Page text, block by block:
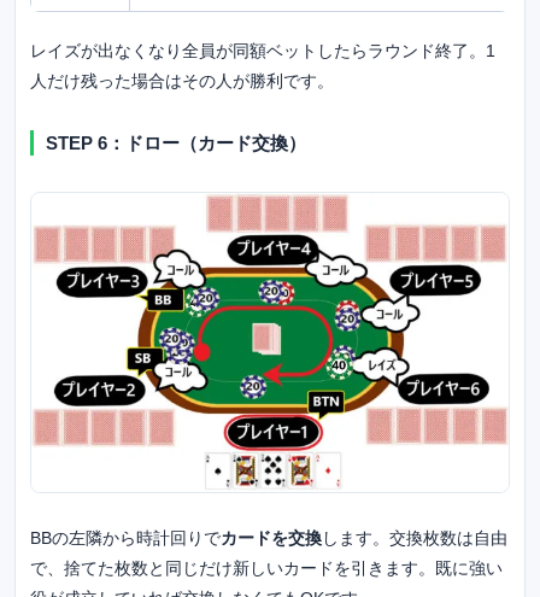
レイズが出なくなり全員が同額ベットしたらラウンド終了。1
人だけ残った場合はその人が勝利です。
STEP 6：ドロー（カード交換）
BBの左隣から時計回りでカードを交換します。交換枚数は自由
で、捨てた枚数と同じだけ新しいカードを引きます。既に強い